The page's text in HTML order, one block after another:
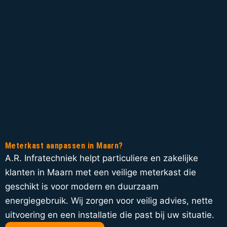
Meterkast aanpassen in Maarn?
A.R. Infratechniek helpt particuliere en zakelijke
klanten in Maarn met een veilige meterkast die
geschikt is voor modern en duurzaam
energiegebruik. Wij zorgen voor veilig advies, nette
uitvoering en een installatie die past bij uw situatie.